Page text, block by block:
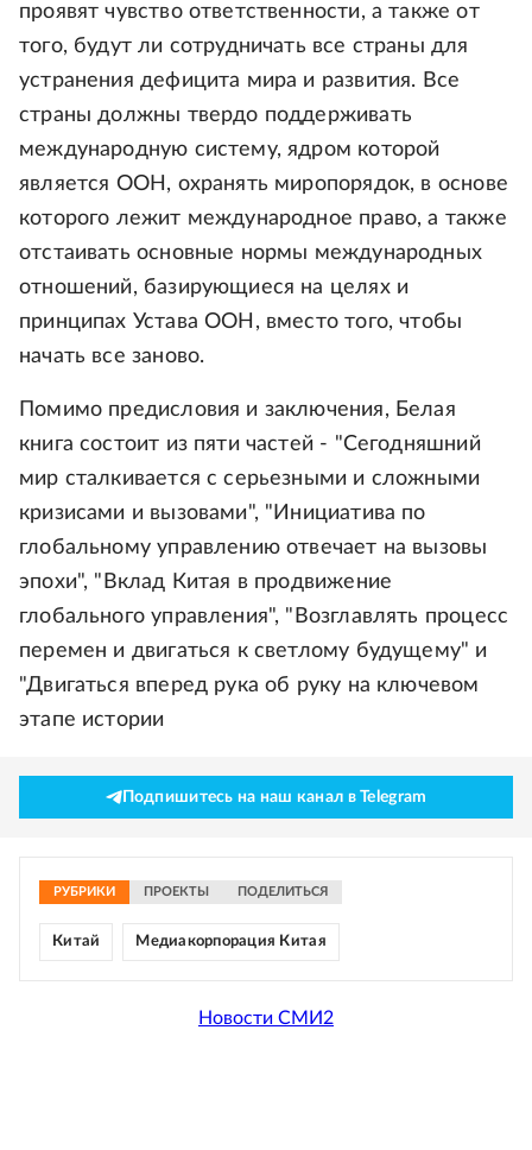
проявят чувство ответственности, а также от
того, будут ли сотрудничать все страны для
устранения дефицита мира и развития. Все
страны должны твердо поддерживать
международную систему, ядром которой
является ООН, охранять миропорядок, в основе
которого лежит международное право, а также
отстаивать основные нормы международных
отношений, базирующиеся на целях и
принципах Устава ООН, вместо того, чтобы
начать все заново.
Помимо предисловия и заключения, Белая
книга состоит из пяти частей - "Сегодняшний
мир сталкивается с серьезными и сложными
кризисами и вызовами", "Инициатива по
глобальному управлению отвечает на вызовы
эпохи", "Вклад Китая в продвижение
глобального управления", "Возглавлять процесс
перемен и двигаться к светлому будущему" и
"Двигаться вперед рука об руку на ключевом
этапе истории
Подпишитесь на наш канал в Telegram
РУБРИКИ ПРОЕКТЫ ПОДЕЛИТЬСЯ
Китай Медиакорпорация Китая
Новости СМИ2